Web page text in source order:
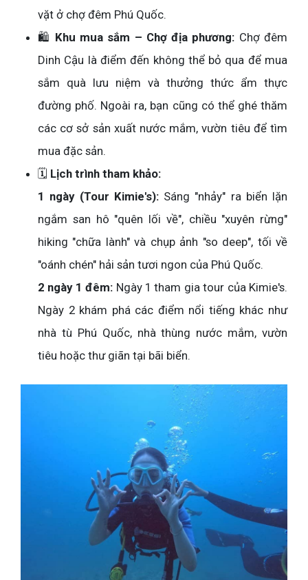
vặt ở chợ đêm Phú Quốc.
🛍️ Khu mua sắm – Chợ địa phương: Chợ đêm
Dinh Cậu là điểm đến không thể bỏ qua để mua
sắm quà lưu niệm và thưởng thức ẩm thực
đường phố. Ngoài ra, bạn cũng có thể ghé thăm
các cơ sở sản xuất nước mắm, vườn tiêu để tìm
mua đặc sản.
🗓️ Lịch trình tham khảo:
1 ngày (Tour Kimie's):Sáng "nhảy" ra biển lặn
ngắm san hô "quên lối về", chiều "xuyên rừng"
hiking "chữa lành" và chụp ảnh "so deep", tối về
"oánh chén" hải sản tươi ngon của Phú Quốc.
2 ngày 1 đêm: Ngày 1 tham gia tour của Kimie's.
Ngày 2 khám phá các điểm nổi tiếng khác như
nhà tù Phú Quốc, nhà thùng nước mắm, vườn
tiêu hoặc thư giãn tại bãi biển.